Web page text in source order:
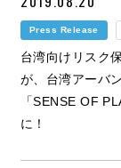
Press Release
台湾向けリスク
が、台湾アーバ
「SENSE OF
に！